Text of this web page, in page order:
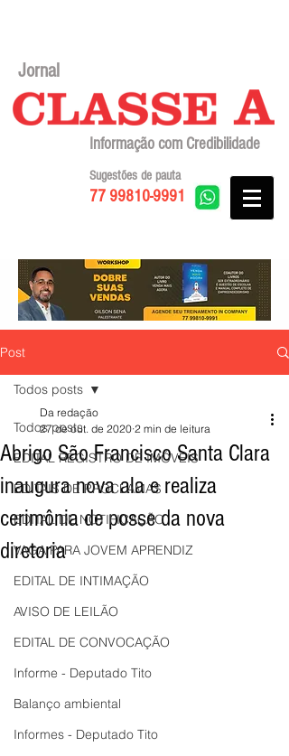
Jornal
Informação com Credibilidade
77 99810-9991
Sugestões de pauta
Post
Todos posts
EDITAL REGISTRO DE IMÓVEIS
EDITAIS DE PROCLAMAS
EDITAL DE NOTIFICAÇÃO
VAGA PARA JOVEM APRENDIZ
EDITAL DE INTIMAÇÃO
AVISO DE LEILÃO
EDITAL DE CONVOCAÇÃO
Informe - Deputado Tito
Balanço ambiental
Informes - Deputado Tito
Todos posts
Abrigo São Francisco Santa Clara
inaugura nova ala e realiza
cerimônia de posse da nova
diretoria
Da redação
27 de out. de 2020 2 min de leitura